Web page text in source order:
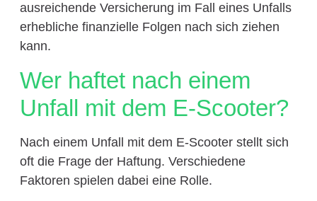
ausreichende Versicherung im Fall eines Unfalls
erhebliche finanzielle Folgen nach sich ziehen
kann.
Wer haftet nach einem
Unfall mit dem E-Scooter?
Nach einem Unfall mit dem E-Scooter stellt sich
oft die Frage der Haftung. Verschiedene
Faktoren spielen dabei eine Rolle.